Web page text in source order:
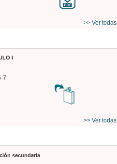
>> Ver todas
I
7
>> Ver todas
secundaria